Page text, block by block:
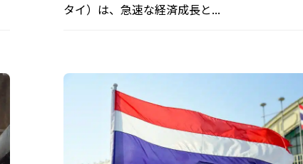
タイ）は、急速な経済成長と...